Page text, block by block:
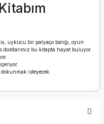
uykucu bir palyaço balığı, oyun
bu kitapta hayat buluyor.
isteyecek.